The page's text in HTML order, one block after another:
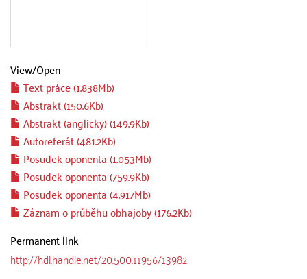
View/Open
Text práce (1.838Mb)
Abstrakt (150.6Kb)
Abstrakt (anglicky) (149.9Kb)
Autoreferát (481.2Kb)
Posudek oponenta (1.053Mb)
Posudek oponenta (759.9Kb)
Posudek oponenta (4.917Mb)
Záznam o průběhu obhajoby (176.2Kb)
Permanent link
http://hdl.handle.net/20.500.11956/13982